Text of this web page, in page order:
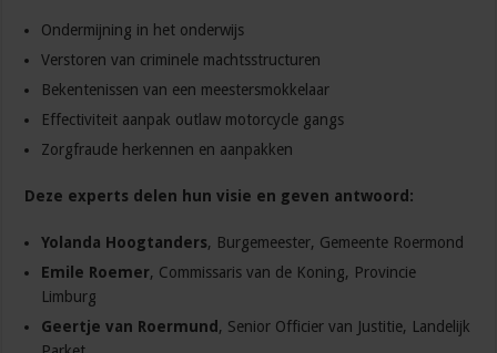
Ondermijning in het onderwijs
Verstoren van criminele machtsstructuren
Bekentenissen van een meestersmokkelaar
Effectiviteit aanpak outlaw motorcycle gangs
Zorgfraude herkennen en aanpakken
Deze experts delen hun visie en geven antwoord:
Yolanda Hoogtanders, Burgemeester, Gemeente Roermond
Emile Roemer, Commissaris van de Koning, Provincie
Limburg
Geertje van Roermund , Senior Officier van Justitie, Landelijk